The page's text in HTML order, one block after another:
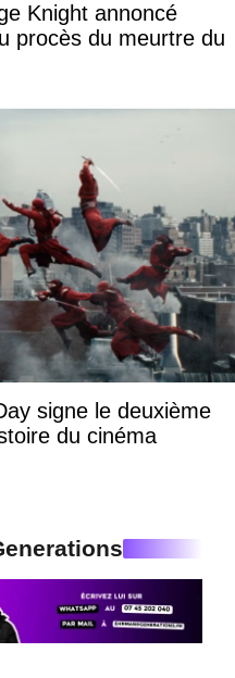
Knight annoncé
procès du meurtre du
signe le deuxième
du cinéma